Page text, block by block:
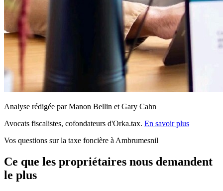
Analyse rédigée par Manon Bellin et Gary Cahn
Avocats fiscalistes, cofondateurs d'Orka.tax. En savoir plus
Vos questions sur la taxe foncière à Ambrumesnil
Ce que les propriétaires nous demandent
le plus